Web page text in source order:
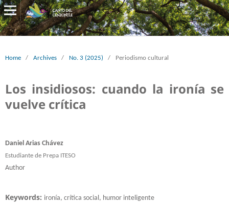
Home / Archives / No. 3 (2025) / Periodismo cultural
Los insidiosos: cuando la ironía se
vuelve crítica
Daniel Arias Chávez
Estudiante de Prepa ITESO
Author
Keywords: ironía, crítica social, humor inteligente